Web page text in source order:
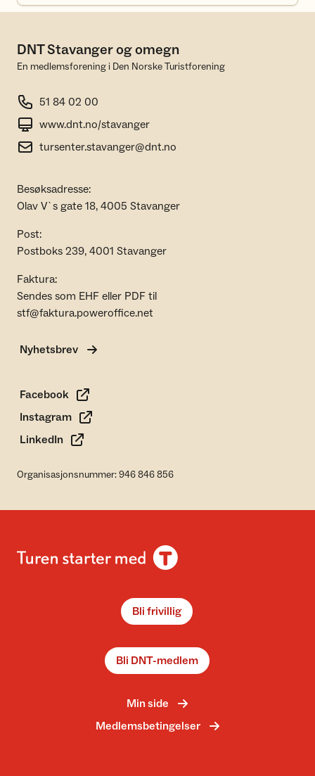
DNT Stavanger og omegn
En medlemsforening i Den Norske Turistforening
51 84 02 00
www.dnt.no/stavanger
tursenter.stavanger@dnt.no
Besøksadresse:
Olav V`s gate 18, 4005 Stavanger
Post:
Postboks 239, 4001 Stavanger
Faktura:
Sendes som EHF eller PDF til
stf@faktura.poweroffice.net
Nyhetsbrev
Facebook
Instagram
LinkedIn
Organisasjonsnummer: 946 846 856
Bli frivillig
Bli DNT-medlem
Min side
Medlemsbetingelser